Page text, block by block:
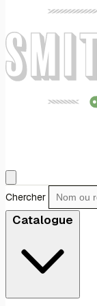
Chercher
Catalogue